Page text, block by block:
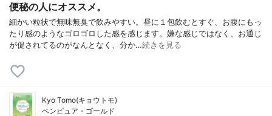
便秘の人にオススメ。
細かい粒状で無味無臭で飲みやすい。昼に１包飲むとすぐ、お腹にもっ
たり感のようなゴロゴロした感を感じます。嫌な感じではなく、お通じ
が促されてるのがなんとなく、分か…続きを見る
Kyo Tomo(キョウトモ)
ベンピュア・ゴールド